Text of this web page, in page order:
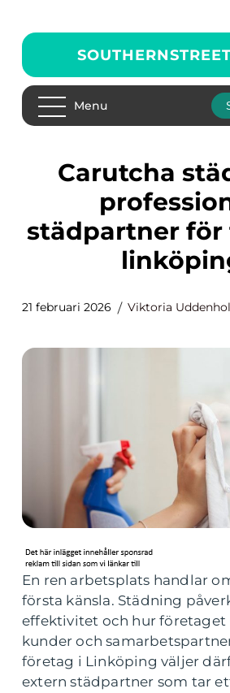
Menu
Carutcha städfirma
städpartner för
21 februari 2026 Viktoria
En ren arbetsplats handlar
första känsla. Städning
effektivitet och hur företaget
kunder och
företag i Linköping väljer
extern städpartner som tar